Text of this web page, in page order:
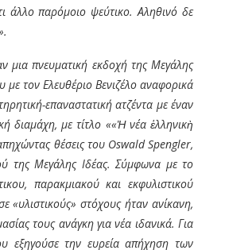
άλλο παρόμοιο ψεύτικο. Αληθινό δε
μια πνευματική εκδοχή της Μεγάλης
τον Ελευθέριο Βενιζέλο αναφορικά
επαναστατική ατζέντα με έναν
διαμάχη, με τίτλο ««Ἡ νέα ἑλληνικὴ
θέσεις του Oswald Spengler,
της Μεγάλης Ιδέας. Σύμφωνα με το
παρακμιακού και εκφυλιστικού
στόχους ήταν ανίκανη,
τους ανάγκη για νέα ιδανικά. Για
εξηγούσε την ευρεία απήχηση των